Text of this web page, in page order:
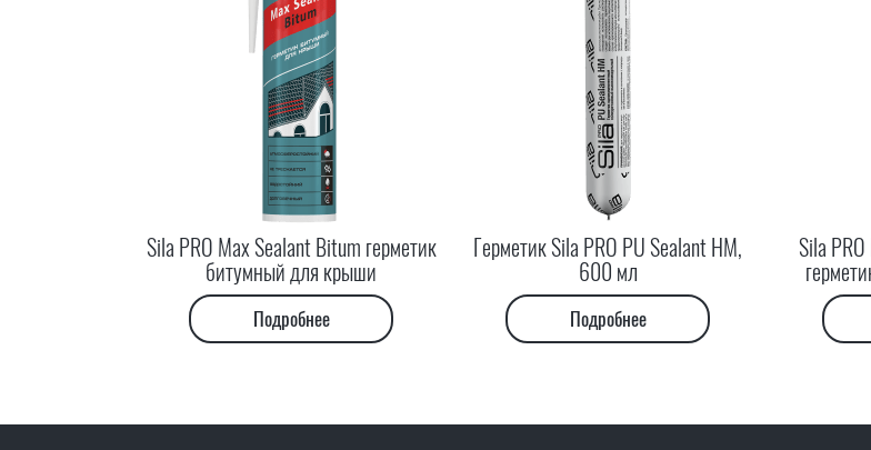
Sila PRO Max Sealant Bitum герметик
битумный для крыши
Подробнее
Герметик Sila PRO PU Sealant HM,
600 мл
Подробнее
Sila